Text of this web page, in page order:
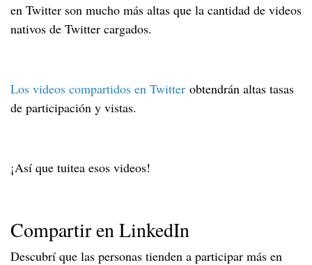
en Twitter son mucho más altas que la cantidad de videos
nativos de Twitter cargados.
Los videos compartidos en Twitter obtendrán altas tasas
de participación y vistas.
¡Así que tuitea esos videos!
Compartir en LinkedIn
Descubrí que las personas tienden a participar más en